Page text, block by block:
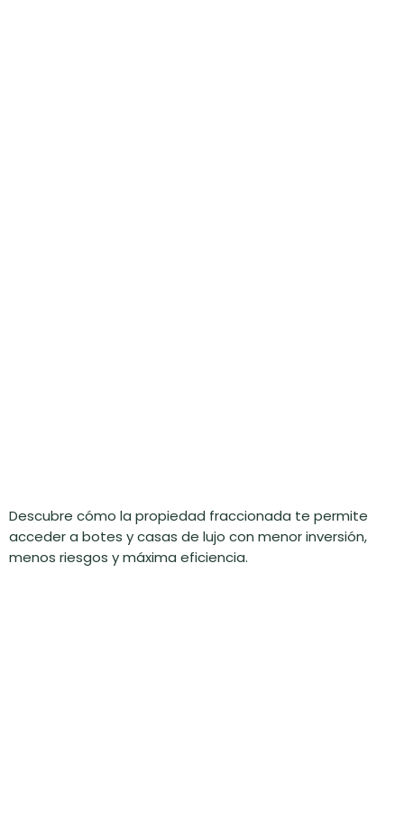
Descubre cómo la propiedad fraccionada te permite
acceder a botes y casas de lujo con menor inversión,
menos riesgos y máxima eficiencia.